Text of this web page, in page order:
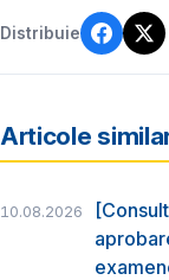
Distribuie
Articole
10.08.2026